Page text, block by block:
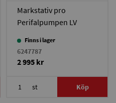
Markstativ pro
Perifalpumpen LV
Finns i lager
6247787
2 995 kr
st Köp